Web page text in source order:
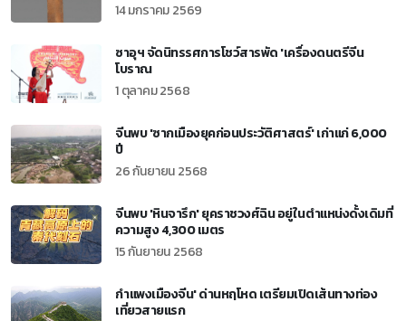
14 มกราคม 2569
ซาอุฯ จัดนิทรรศการโชว์สารพัด 'เครื่องดนตรีจีน
โบราณ
1 ตุลาคม 2568
จีนพบ 'ซากเมืองยุคก่อนประวัติศาสตร์' เก่าแก่ 6,000
ปี
26 กันยายน 2568
จีนพบ 'หินจารึก' ยุคราชวงศ์ฉิน อยู่ในตำแหน่งดั้งเดิมที่
ความสูง 4,300 เมตร
15 กันยายน 2568
กำแพงเมืองจีน' ด่านหฤโหด เตรียมเปิดเส้นทางท่อง
เที่ยวสายแรก